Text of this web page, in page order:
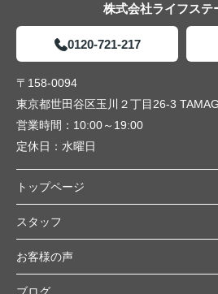
株式会社ライフステ
0120-721-217
〒158-0094
東京都世田谷区玉川２丁目26-3
営業時間： 10:00～19:00
定休日： 水曜日
トップページ
スタッフ
お客様の声
ブログ